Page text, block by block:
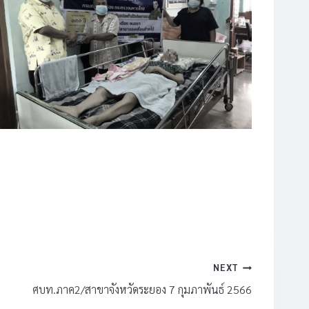
NEXT
ศบท.ภาค2/สาขาจังหวัดระยอง 7 กุมภาพันธ์ 2566